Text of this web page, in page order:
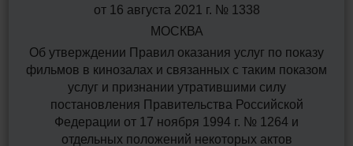
от 16 августа 2021 г. № 1338
МОСКВА
Об утверждении Правил оказания услуг по показу
фильмов в кинозалах и связанных с таким показом
услуг и признании утратившими силу
постановления Правительства Российской
Федерации от 17 ноября 1994 г. № 1264 и
отдельных положений некоторых актов